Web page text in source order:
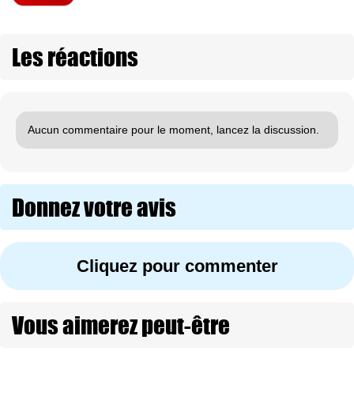
Les réactions
Aucun commentaire pour le moment, lancez la discussion.
Donnez votre avis
Cliquez pour commenter
Vous aimerez peut-être